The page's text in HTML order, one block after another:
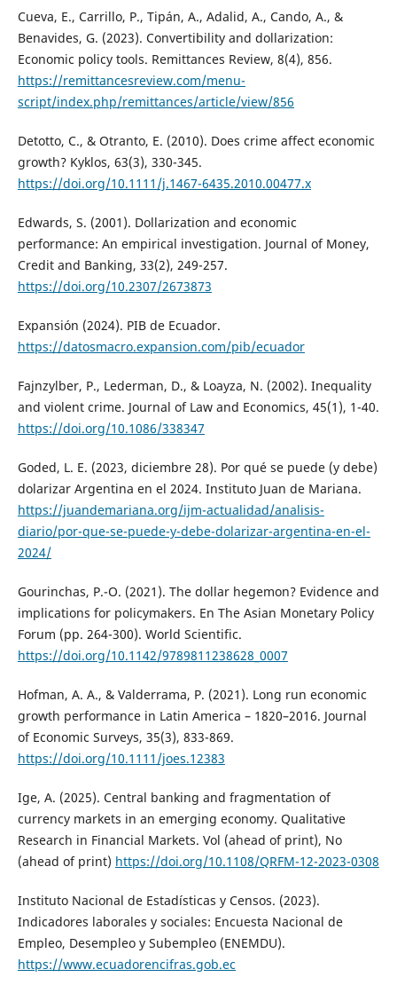
Cueva, E., Carrillo, P., Tipán, A., Adalid, A., Cando, A., &
Benavides, G. (2023). Convertibility and dollarization:
Economic policy tools. Remittances Review, 8(4), 856.
https://remittancesreview.com/menu-
script/index.php/remittances/article/view/856
Detotto, C., & Otranto, E. (2010). Does crime affect economic
growth? Kyklos, 63(3), 330-345.
https://doi.org/10.1111/j.1467-6435.2010.00477.x
Edwards, S. (2001). Dollarization and economic
performance: An empirical investigation. Journal of Money,
Credit and Banking, 33(2), 249-257.
https://doi.org/10.2307/2673873
Expansión (2024). PIB de Ecuador.
https://datosmacro.expansion.com/pib/ecuador
Fajnzylber, P., Lederman, D., & Loayza, N. (2002). Inequality
and violent crime. Journal of Law and Economics, 45(1), 1-40.
https://doi.org/10.1086/338347
Goded, L. E. (2023, diciembre 28). Por qué se puede (y debe)
dolarizar Argentina en el 2024. Instituto Juan de Mariana.
https://juandemariana.org/ijm-actualidad/analisis-
diario/por-que-se-puede-y-debe-dolarizar-argentina-en-el-
2024/
Gourinchas, P.-O. (2021). The dollar hegemon? Evidence and
implications for policymakers. En The Asian Monetary Policy
Forum (pp. 264-300). World Scientific.
https://doi.org/10.1142/9789811238628_0007
Hofman, A. A., & Valderrama, P. (2021). Long run economic
growth performance in Latin America – 1820–2016. Journal
of Economic Surveys, 35(3), 833-869.
https://doi.org/10.1111/joes.12383
Ige, A. (2025). Central banking and fragmentation of
currency markets in an emerging economy. Qualitative
Research in Financial Markets. Vol (ahead of print), No
(ahead of print) https://doi.org/10.1108/QRFM-12-2023-0308
Instituto Nacional de Estadísticas y Censos. (2023).
Indicadores laborales y sociales: Encuesta Nacional de
Empleo, Desempleo y Subempleo (ENEMDU).
https://www.ecuadorencifras.gob.ec